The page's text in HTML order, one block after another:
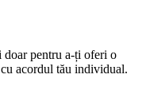
pentru a-ți oferi o
acordul tău individual.